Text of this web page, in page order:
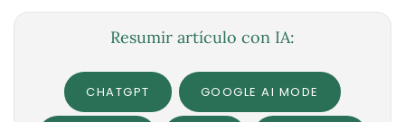
Resumir artículo con IA:
CHATGPT GOOGLE AI MODE